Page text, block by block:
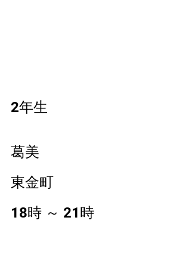
2年生
葛美
東金町
18時 ～ 21時